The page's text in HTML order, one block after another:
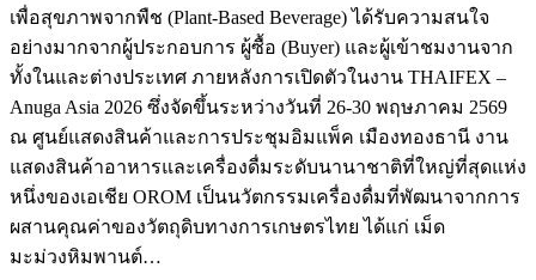
เพื่อสุขภาพจากพืช (Plant-Based Beverage) ได้รับความสนใจ
อย่างมากจากผู้ประกอบการ ผู้ซื้อ (Buyer) และผู้เข้าชมงานจาก
ทั้งในและต่างประเทศ ภายหลังการเปิดตัวในงาน THAIFEX –
Anuga Asia 2026 ซึ่งจัดขึ้นระหว่างวันที่ 26-30 พฤษภาคม 2569
ณ ศูนย์แสดงสินค้าและการประชุมอิมแพ็ค เมืองทองธานี งาน
แสดงสินค้าอาหารและเครื่องดื่มระดับนานาชาติที่ใหญ่ที่สุดแห่ง
หนึ่งของเอเชีย OROM เป็นนวัตกรรมเครื่องดื่มที่พัฒนาจากการ
ผสานคุณค่าของวัตถุดิบทางการเกษตรไทย ได้แก่ เม็ด
มะม่วงหิมพานต์…